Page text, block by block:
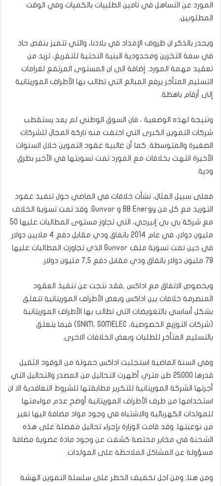
المورد عن التساهل في تامين الطلبيات بالكميات وفي الوقت
المطلوبين.
ويجدر بالذكر ان ظروف الإمداد في بلادنا، والتي تتميز بنقص حاد
في سعة التخزين ومحدودية البنية التحتية للتفريغ، تزيد من
تعقيد مهمة المورد. إضافة الى ان المستوى المرتفع لغرامات
التسليم المتأخر يرفع المبالغ التي تطالب بها الأطراف الموريتانية
إلى أرقام باهظة.
ونتيجة لهذه الوضعية ، فان السوق الوطني لم يعد يستقطب
شركات التموين الكبرى التي اختفت منه تاركة المجال للشركات
الصغيرة والمتوسطة. كما أن غالبية عقود التموين خلال السنوات
الأخيرة انتهت بخلافات مع المورد تمت تسويتها في الأخير بطرق
ودية.
فعلى سبيل المثال، نشأت خلافات في الماضي حول تنفيذ عقود
التوريد مع كل من BB Energy و Gunvor. وقد تمت تسوية الخلاف
مع شركة بي بي إنيرجي، التي تجاوز مستوى المطالبات عليها 50
مليون دولار، في عام 2014 باتفاق ودي مقابل دفع 4 ملايين دولار
في حين تمت تسوية ملف Gunvor الذي تجاوزت المطالبات عليها
79 مليون دولار باتفاق ودي مقابل دفع 7,5 مليون دولار.
وبخصوص الاتفاق مع اداكس ,فقد نتجت عن تنفيذ العقود
المنصرمة خلافات بين اداكس وبعض الأطراف الموريتانية تتعلق
بشكل أساسي بالتعويضات التي تطالب بها الأطراف الموريتانية
(شركات التوزيع الخصوصية، SNIM، SOMELEC) فيما يتعلق
بالتسليم المتأخر للطلبات وبعض الخلافات الاخرى.
وفي السنة الماضية استجلبت اداكس حمولة من الوقود الثقيل
قدرها 25000 طن متري أظهرت التحاليل من المصدر والتحاليل التي
أجرتها الشركة الموريتانية للتكرير مطابقتها للشروط التعاقدية الا ان
استخدامها من طرف الأطراف الموريتانية أوضح عدم مواءمتها
للمولدات الكهربائية والاشتباه في وجود مواد مضافة اليها تغير
من نوعيتها. وقد قامت الوزارة بإجراء تحاليل مفصلة على هذه
الشحنة في مخابر مختصة كشفت عن وجود مادة عضوية مضافة
مسؤولة عن المشاكل الملاحظة على المولدات.
ومن هنا, ومن اجل تخفيف الخطر على سلسلة التموين الهشة